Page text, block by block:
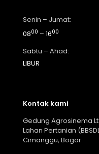
Senin – Jumat:
0800 – 1600
Sabtu – Ahad:
LIBUR
Kontak kami
Gedung Agrosinema
Lahan Pertanian
Cimanggu, Bogor